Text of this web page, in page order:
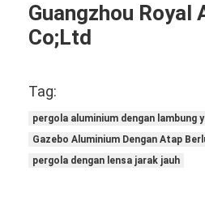
Guangzhou Royal
Co;Ltd
Tag:
pergola aluminium dengan lambung
Gazebo Aluminium Dengan Atap
pergola dengan lensa jarak jauh